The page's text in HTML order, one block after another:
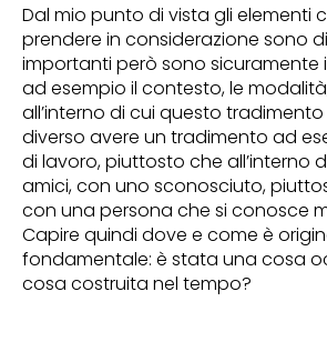
Dal mio punto di vista gli elementi
prendere in considerazione sono
importanti però sono sicuramente
ad esempio il contesto, le
all’interno di cui questo tradimento
diverso avere un tradimento ad
di lavoro, piuttosto che all’interno
amici, con uno sconosciuto,
con una persona che si conosce
Capire quindi dove e come è
fondamentale: è stata una cosa
cosa costruita nel tempo?